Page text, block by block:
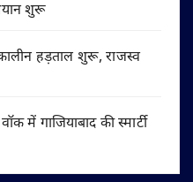
शुरू
हड़ताल शुरू, राजस्व
में गाजियाबाद की स्मार्टी